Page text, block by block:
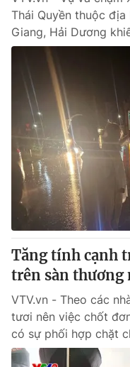
Thái Quyền thuộc địa
Giang, Hải Dương
Tăng tính cạnh
trên sàn thương
VTV.vn - Theo các
tươi nên việc chốt
có sự phối hợp chặt